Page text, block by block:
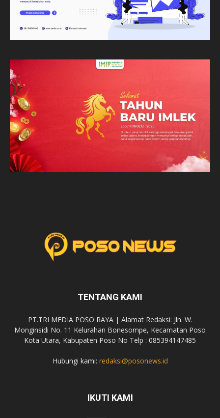
TENTANG KAMI
PT.TRI MEDIA POSO RAYA | Alamat Redaksi: Jln. W.
Monginsidi No. 11 Kelurahan Bonesompe, Kecamatan Poso
Kota Utara, Kabupaten Poso No Telp : 085394147485
Hubungi kami: redaksi@posonews.id
IKUTI KAMI